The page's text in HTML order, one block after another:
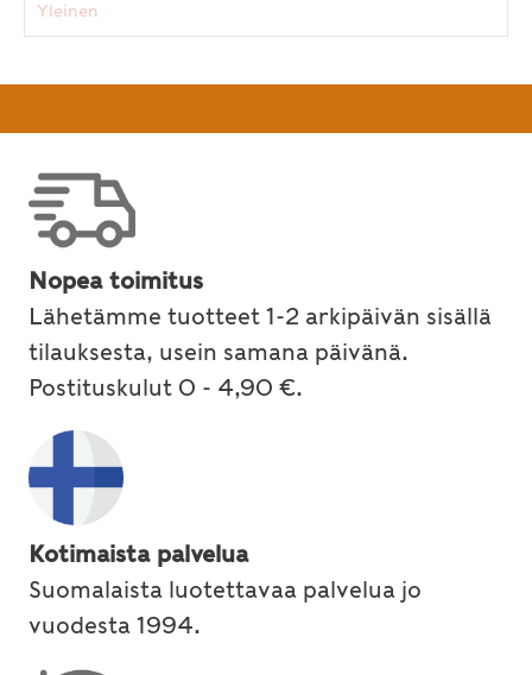
Yleinen
Nopea toimitus
Lähetämme tuotteet 1-2 arkipäivän sisällä
tilauksesta, usein samana päivänä.
Postituskulut 0 - 4,90 €.
Kotimaista palvelua
Suomalaista luotettavaa palvelua jo
vuodesta 1994.